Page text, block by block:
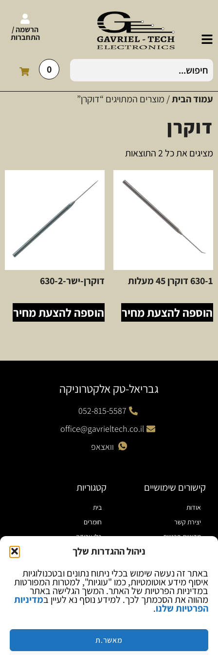
ניהול ההגדרות שלך
באתר זה נעשה שימוש בכלי ניתוח נתונים ובטכנולוגיות
איסוף מידע אוטומטיות, כמו "עוגיות", למטרות המפורטות
במדיניות הפרטיות של האתר. המשך הגלישה באתר
מהווה את הסכמתך לכך. למידע נוסף נא לעיין במדיניות
הפרטיות שלנו.
מאשר.ת
הרשמה /
התחברות
0
עמוד הבית/ מוצרים המתויגים “דוקרן”
דוקרן
מציגים את כל ⁦2⁩ התוצאות
630-1 דוקרן 45 מעלות
הוספה להצעת מחיר
דוקרן-ישר-630-2
הוספה להצעת מחיר
גבריאל-טק אלקטרוניקה
052-815-5587
office@gavrieltech.co.il
וואצאפ
קישורים שימושיים
אודות
יצירת קשר
מדיניות פרטיות
בלוג
קטגוריות
בית
חומרים
כלי עבודה
מוצרי הלחמה
ספקי כח ומודדים
ציוד אופטי להגדלה
מותגים